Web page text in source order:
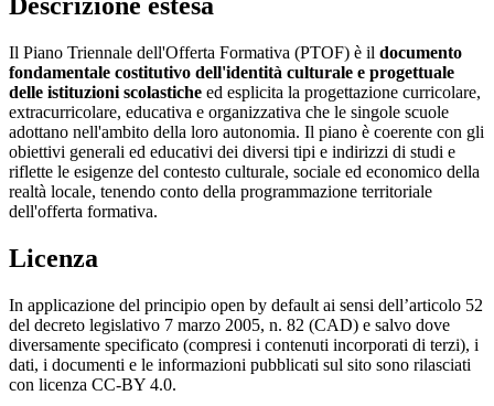
Il Piano Triennale dell'Offerta Formativa (PTOF) è il documento
fondamentale costitutivo dell'identità culturale e progettuale
delle istituzioni scolastiche ed esplicita la progettazione curricolare,
extracurricolare, educativa e organizzativa che le singole scuole
adottano nell'ambito della loro autonomia. Il piano è coerente con gli
obiettivi generali ed educativi dei diversi tipi e indirizzi di studi e
riflette le esigenze del contesto culturale, sociale ed economico della
realtà locale, tenendo conto della programmazione territoriale
dell'offerta formativa.
Licenza
In applicazione del principio open by default ai sensi dell’articolo 52
del decreto legislativo 7 marzo 2005, n. 82 (CAD) e salvo dove
diversamente specificato (compresi i contenuti incorporati di terzi), i
dati, i documenti e le informazioni pubblicati sul sito sono rilasciati
con licenza CC-BY 4.0.